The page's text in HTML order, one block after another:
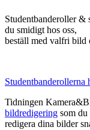
Studentbanderoller &
du smidigt hos oss,
beställ med valfri bild
Studentbanderollerna
Tidningen
bildredigering som
redigera dina bilder